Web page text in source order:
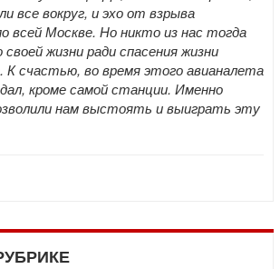
все вокруг, и эхо от взрыва
всей Москве. Но никто из нас тогда
жизни ради спасения жизни
К счастью, во время этого авианалета
кроме самой станции. Именно
нам выстоять и выиграть эту